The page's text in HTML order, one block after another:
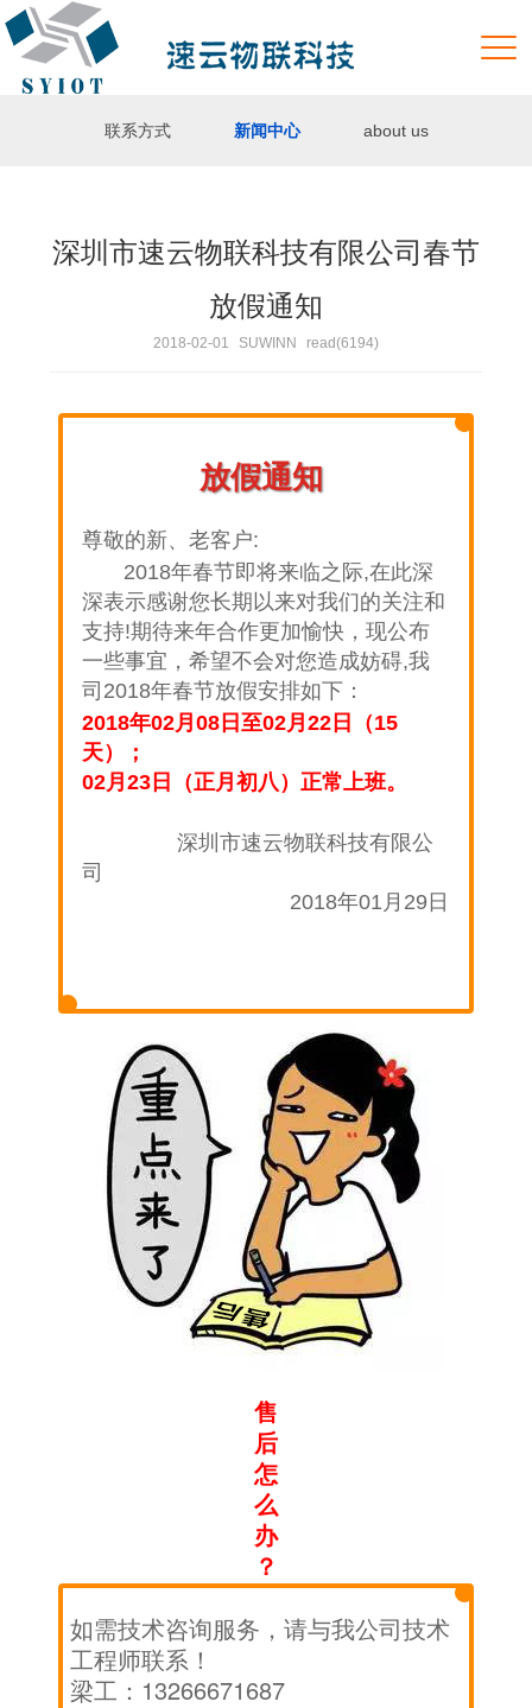
联系方式 新闻中心 about us
深圳市速云物联科技有限公司春节
放假通知
2018-02-01 SUWINN read(6194)
放假通知
尊敬的新、老客户:
2018年春节即将来临之际,在此深
深表示感谢您长期以来对我们的关注和
支持!期待来年合作更加愉快，现公布
一些事宜，希望不会对您造成妨碍,我
司2018年春节放假安排如下：
2018年02月08日至02月22日（15
天）；
02月23日（正月初八）正常上班。
深圳市速云物联科技有限公
司
2018年01月29日
售
后
怎
么
办
？
如需技术咨询服务，请与我公司技术
工程师联系！
梁工： 13266671687